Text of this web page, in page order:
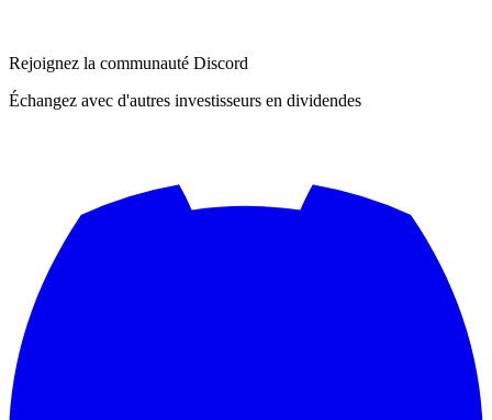
Rejoignez la communauté Discord
Échangez avec d'autres investisseurs en dividendes